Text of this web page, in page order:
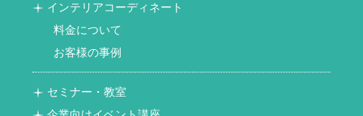
インテリアコーディネート
料金について
お客様の事例
セミナー・教室